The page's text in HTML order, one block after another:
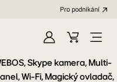
Pro podnikání
Přihlásit
se
Váš
košík
Open
Menu
Skype kamera, Multi-
Wi-Fi, Magický ovladač,